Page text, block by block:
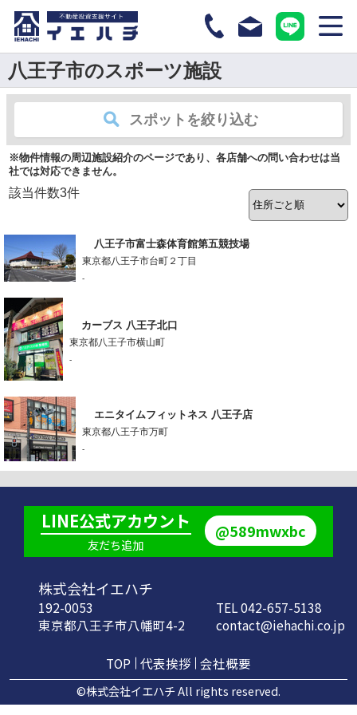
八王子市のスポーツ施設
スポットを絞り込む
※物件情報の周辺施設紹介のページであり、各店舗への問い合わせは当
社では対応できません。
該当件数3件
八王子市富士森体育館第五競技場
東京都八王子市台町２丁目
-
カーブス 八王子北口
東京都八王子市横山町
-
エニタイムフィットネス 八王子店
東京都八王子市万町
-
LINE公式アカウント
友だち追加
@589mwxbc
株式会社イエハチ
192-0053
東京都八王子市八幡町4-2
TEL 042-657-5138
contact@iehachi.co.jp
TOP 代表挨拶 会社概要
©株式会社イエハチ All rights reserved.